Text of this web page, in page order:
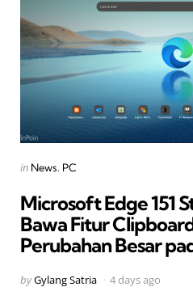
Categories
Posted
in News PC
Microsoft Edge 151
Bawa Fitur
Perubahan Besar
Posted
byGylang Satria 4 days ago